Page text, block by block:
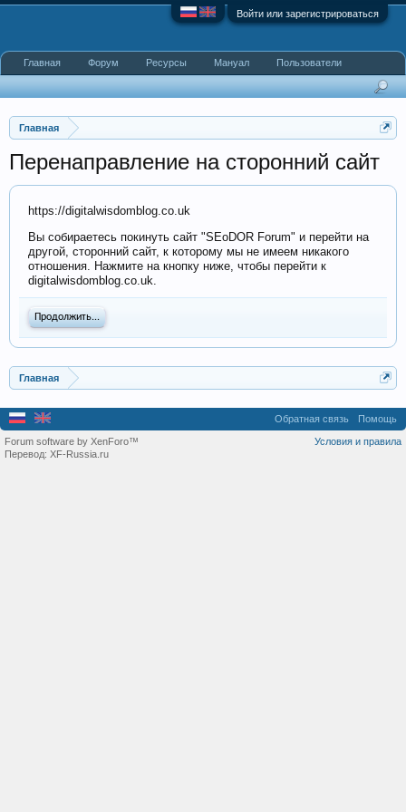
Войти или зарегистрироваться
Главная
Перенаправление на сторонний сайт
https://digitalwisdomblog.co.uk
Вы собираетесь покинуть сайт "SEoDOR Forum" и перейти на
другой, сторонний сайт, к которому мы не имеем никакого
отношения. Нажмите на кнопку ниже, чтобы перейти к
digitalwisdomblog.co.uk.
Продолжить...
Главная
Главная Форум Ресурсы Мануал Пользователи
Обратная связь Помощь
Условия и правила
Forum software by XenForo™
Перевод: XF-Russia.ru